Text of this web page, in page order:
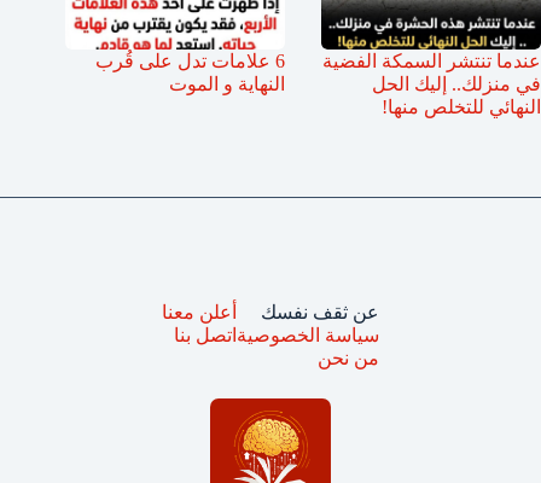
عندما تنتشر السمكة الفضية
في منزلك.. إليك الحل
النهائي للتخلص منها!
6 علامات تدل على قُرب
النهاية و الموت
عن ثقف نفسك
سياسة الخصوصية
من نحن
أعلن معنا
اتصل بنا